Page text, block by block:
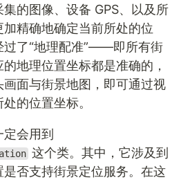
的图像、设备 GPS、以及所
精确地确定当前所处的位
过了“地理配准”——即所有街
地理位置坐标都是准确的，
画面与街景地图，即可通过视
的位置坐标。
会用到
这个类。其中，它涉及到
否支持街景定位服务。在这